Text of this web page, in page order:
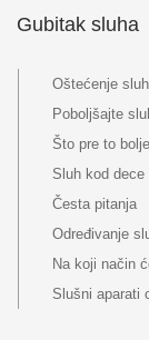
Gubitak sluha
Oštećenje
Poboljšajte
Što pre to bolje
Sluh kod dece
Česta pitanja
Određivanje
Na koji način
Slušni aparati